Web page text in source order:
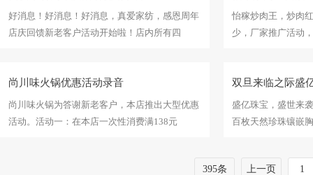
好消息！好消息！好消息，真爱家纺，感恩周年
店庆回馈新老客户活动开始啦！店内所有四
怡稼炒肉王，炒肉
少，厂家推广活动
尚川味火锅优惠活动录音
尚川味火锅为答谢新老客户，本店推出大型优惠
活动。活动一：在本店一次性消费满138元
双旦来临之际盛
盛亿珠宝，盛世来
百枚天然珍珠镶嵌
395条 上一页 1